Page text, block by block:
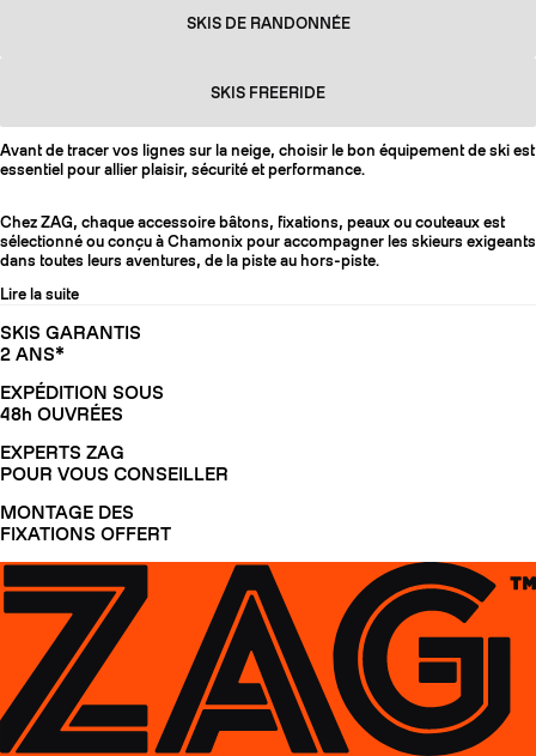
SKIS DE RANDONNÉE
SKIS FREERIDE
Avant de tracer vos lignes sur la neige, choisir le bon équipement de ski est
essentiel pour allier plaisir, sécurité et performance.
Chez ZAG, chaque accessoire bâtons, fixations, peaux ou couteaux est
sélectionné ou conçu à Chamonix pour accompagner les skieurs exigeants
dans toutes leurs aventures, de la piste au hors-piste.
Lire la suite
SKIS GARANTIS
2 ANS*
EXPÉDITION SOUS
48h OUVRÉES
EXPERTS ZAG
POUR VOUS CONSEILLER
MONTAGE DES
FIXATIONS OFFERT